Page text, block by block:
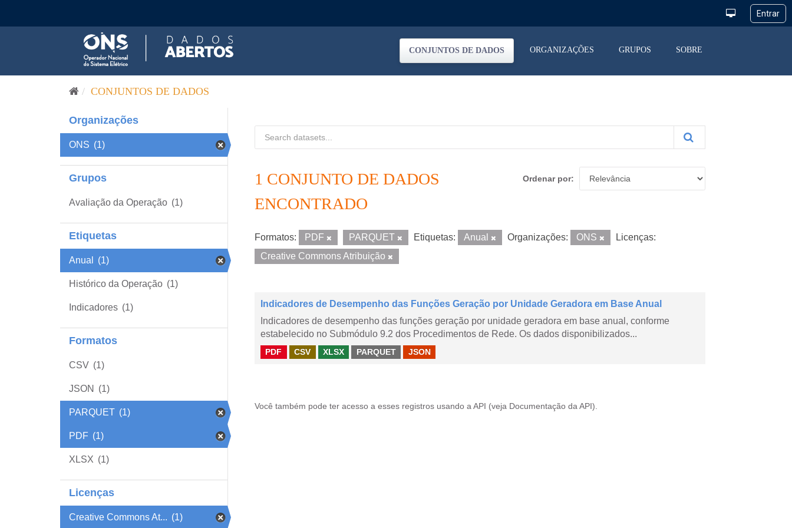
CONJUNTOS DE DADOS ORGANIZAÇÕES GRUPOS SOBRE
CONJUNTOS DE DADOS
Organizações
ONS (1)
Grupos
Avaliação da Operação (1)
Etiquetas
Anual (1)
Histórico da Operação (1)
Indicadores (1)
Formatos
CSV (1)
JSON (1)
PARQUET (1)
PDF (1)
XLSX (1)
Licenças
Creative Commons At... (1)
Ordenar por
1 CONJUNTO DE DADOS
ENCONTRADO
Formatos: PDF PARQUET Etiquetas: Anual Organizações: ONS
Licenças:
Creative Commons Atribuição
Indicadores de Desempenho das Funções Geração por Unidade Geradora em Base Anual
Indicadores de desempenho das funções geração por unidade geradora em base anual, conforme
estabelecido no Submódulo 9.2 dos Procedimentos de Rede. Os dados disponibilizados...
PDF CSV XLSX PARQUET JSON
Você também pode ter acesso a esses registros usando a API (veja Documentação da API ).